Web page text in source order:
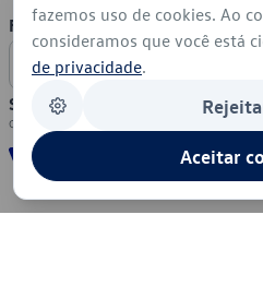
Formas de Pagamento
Segurança
fazemos uso de cookies. Ao
consideramos que você está
de privacidade.
Aceitar